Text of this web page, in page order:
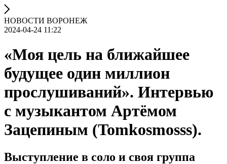
НОВОСТИ ВОРОНЕЖ
2024-04-24 11:22
«Моя цель на ближайшее
будущее один миллион
прослушиваний». Интервью
с музыкантом Артёмом
Зацепиным (Tomkosmosss).
Выступление в соло и своя группа